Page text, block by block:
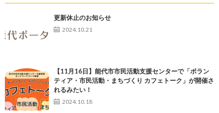
更新休止のお知らせ
2024.10.21
【11月16日】能代市市民活動支援センターで「ボラン
ティア・市民活動・まちづくり カフェトーク」が開催さ
れるみたい！
2024.10.18